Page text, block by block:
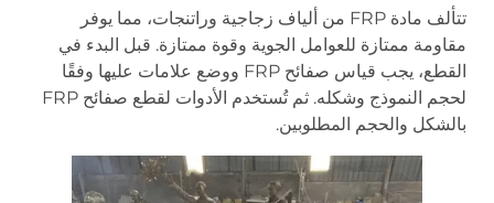
تتألف مادة FRP من ألياف زجاجية وراتنجات، مما يوفر
مقاومة ممتازة للعوامل الجوية وقوة ممتازة. قبل البدء في
القطع، يجب قياس صفائح FRP ووضع علامات عليها وفقًا
لحجم النموذج وشكله. ثم تُستخدم الأدوات لقطع صفائح FRP
بالشكل والحجم المطلوبين.